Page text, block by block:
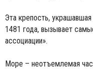
Эта крепость,
1481 года, вызывает
ассоциации».
Море – неотъемлемая